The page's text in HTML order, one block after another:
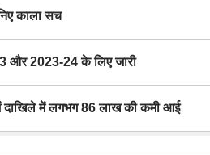
काला सच
और 2023-24 के लिए जारी
में लगभग 86 लाख की कमी आई